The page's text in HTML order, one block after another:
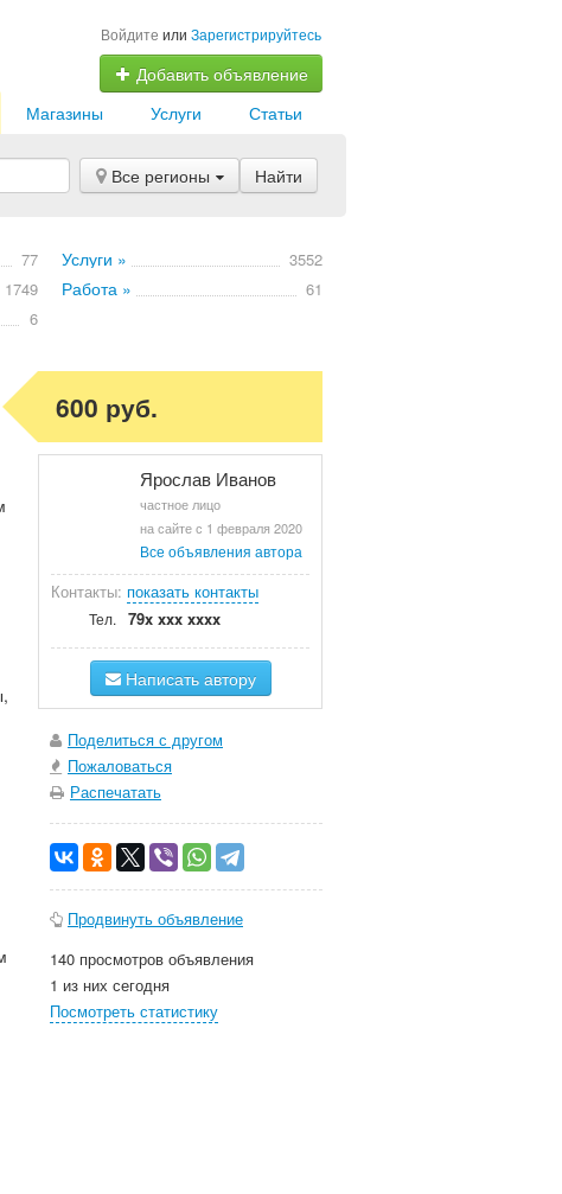
Войдите или Зарегистрируйтесь
Добавить объявление
Статьи
Услуги
Магазины
Все регионы Найти
77 Услуги » 3552
1749 Работа » 61
6
600 руб.
Ярослав Иванов
частное лицо
на сайте с 1 февраля 2020
Все объявления автора
Контакты: показать контакты
Тел. 79x xxx xxxx
Написать автору
Поделиться с другом
Пожаловаться
Распечатать
Продвинуть объявление
140 просмотров объявления
1 из них сегодня
Посмотреть статистику